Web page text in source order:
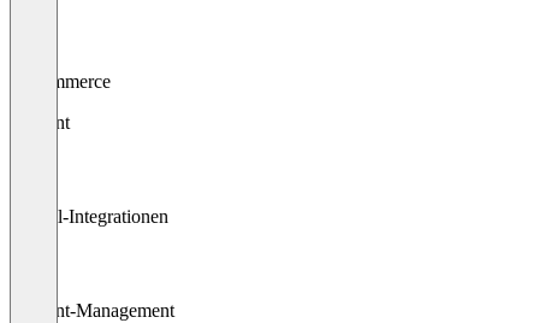
E-Commerce
Content
E-Mail-Integrationen
Content-Management